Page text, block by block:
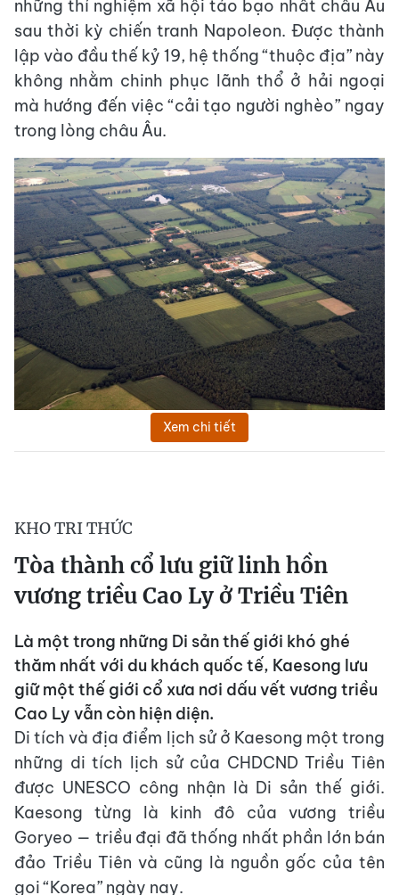
những thí nghiệm xã hội táo bạo nhất châu Âu
sau thời kỳ chiến tranh Napoleon. Được thành
lập vào đầu thế kỷ 19, hệ thống “thuộc địa” này
không nhằm chinh phục lãnh thổ ở hải ngoại
mà hướng đến việc “cải tạo người nghèo” ngay
trong lòng châu Âu.
Xem chi tiết
KHO TRI THỨC
Tòa thành cổ lưu giữ linh hồn
vương triều Cao Ly ở Triều Tiên
Là một trong những Di sản thế giới khó ghé
thăm nhất với du khách quốc tế, Kaesong lưu
giữ một thế giới cổ xưa nơi dấu vết vương triều
Cao Ly vẫn còn hiện diện.
Di tích và địa điểm lịch sử ở Kaesong một trong
những di tích lịch sử của CHDCND Triều Tiên
được UNESCO công nhận là Di sản thế giới.
Kaesong từng là kinh đô của vương triều
Goryeo — triều đại đã thống nhất phần lớn bán
đảo Triều Tiên và cũng là nguồn gốc của tên
gọi “Korea” ngày nay.